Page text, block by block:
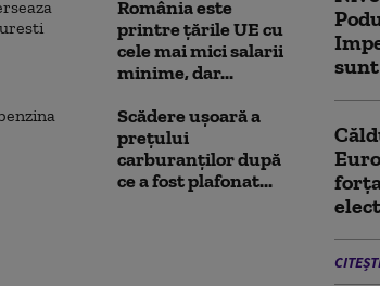
România este
printre țările UE cu
cele mai mici salarii
minime, dar...
Scădere ușoară a
prețului
carburanților după
ce a fost plafonat...
sunt